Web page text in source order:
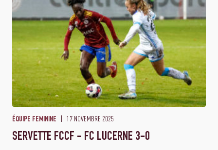
ÉQUIPE FEMININE 17 NOVEMBRE 2025
SERVETTE FCCF - FC LUCERNE 3-0